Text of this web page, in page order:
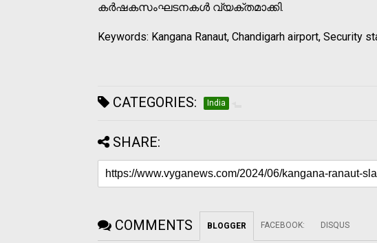
കര്‍ഷകസംഘടനകള്‍ വ്യക്തമാക്കി.
Keywords: Kangana Ranaut, Chandigarh airport, Security
CATEGORIES: India
SHARE:
COMMENTS BLOGGER FACEBOOK: DISQUS